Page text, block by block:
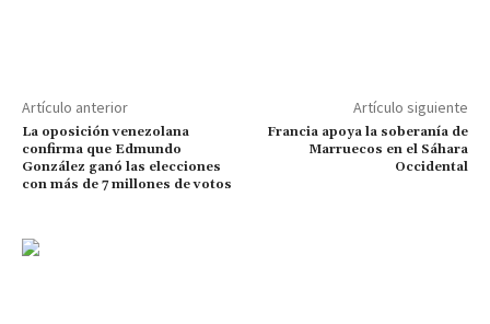
Artículo anterior
La oposición venezolana
confirma que Edmundo
González ganó las elecciones
con más de 7 millones de votos
Artículo siguiente
Francia apoya la soberanía de
Marruecos en el Sáhara
Occidental